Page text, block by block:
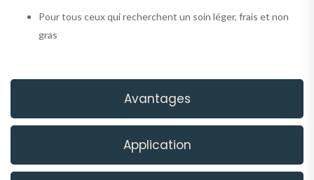
Avantages
Application
Pour tous ceux qui recherchent un soin léger, frais et non
gras